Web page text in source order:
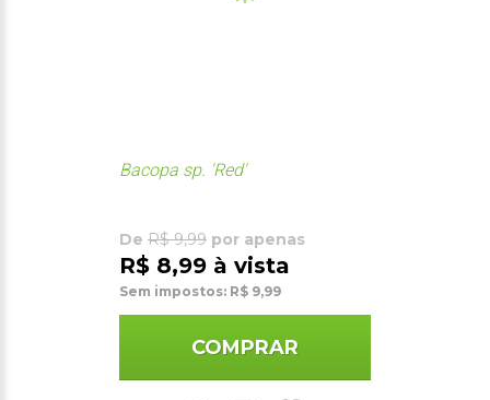
Bacopa sp. 'Red'
De R$ 9,99 por apenas
R$ 8,99 à vista
Sem impostos: R$ 9,99
COMPRAR